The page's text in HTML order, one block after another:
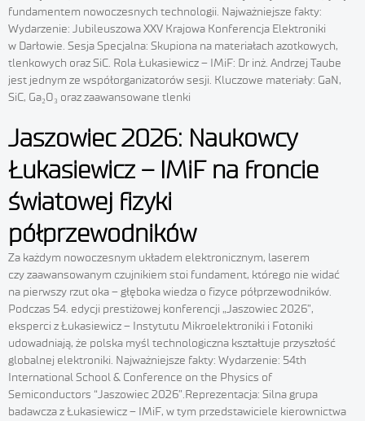
fundamentem nowoczesnych technologii. Najważniejsze fakty:
Wydarzenie: Jubileuszowa XXV Krajowa Konferencja Elektroniki
w Darłowie. Sesja Specjalna: Skupiona na materiałach azotkowych,
tlenkowych oraz SiC. Rola Łukasiewicz – IMiF: Dr inż. Andrzej Taube
jest jednym ze współorganizatorów sesji. Kluczowe materiały: GaN,
SiC, Ga₂O₃ oraz zaawansowane tlenki
Jaszowiec 2026: Naukowcy
Łukasiewicz – IMiF na froncie
światowej fizyki
półprzewodników
Za każdym nowoczesnym układem elektronicznym, laserem
czy zaawansowanym czujnikiem stoi fundament, którego nie widać
na pierwszy rzut oka – głęboka wiedza o fizyce półprzewodników.
Podczas 54. edycji prestiżowej konferencji „Jaszowiec 2026”,
eksperci z Łukasiewicz – Instytutu Mikroelektroniki i Fotoniki
udowadniają, że polska myśl technologiczna kształtuje przyszłość
globalnej elektroniki. Najważniejsze fakty: Wydarzenie: 54th
International School & Conference on the Physics of
Semiconductors “Jaszowiec 2026”.Reprezentacja: Silna grupa
badawcza z Łukasiewicz – IMiF, w tym przedstawiciele kierownictwa